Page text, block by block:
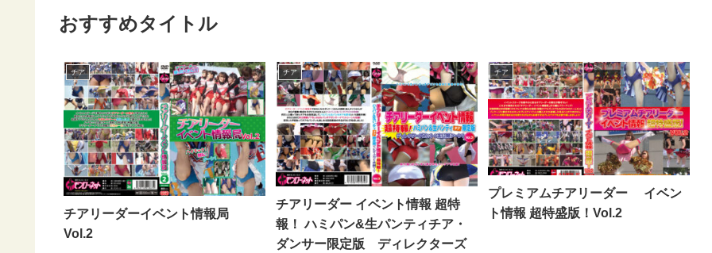
おすすめタイトル
チア
チアリーダーイベント情報局
Vol.2
チア
チアリーダー イベント情報 超特
報！ ハミパン&生パンティチア・
ダンサー限定版 ディレクターズ
チア
プレミアムチアリーダー イベン
ト情報 超特盛版！Vol.2